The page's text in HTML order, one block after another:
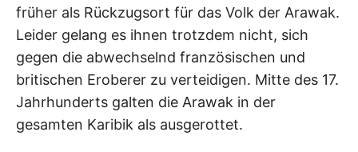
früher als Rückzugsort für das Volk der Arawak.
Leider gelang es ihnen trotzdem nicht, sich
gegen die abwechselnd französischen und
britischen Eroberer zu verteidigen. Mitte des 17.
Jahrhunderts galten die Arawak in der
gesamten Karibik als ausgerottet.